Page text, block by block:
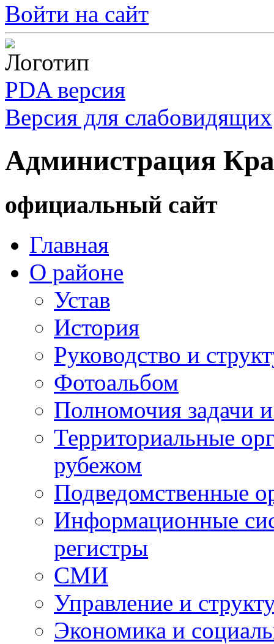
Войти на сайт
PDA версия
Версия для слабовидящих
Администрация
официальный сайт
Главная
О районе
Устав
История
Руководство и
Фотоальбом
Полномочия задачи
Территориальные
рубежом
Подведомственные
Информационные
регистры
СМИ
Управление и
Экономика и